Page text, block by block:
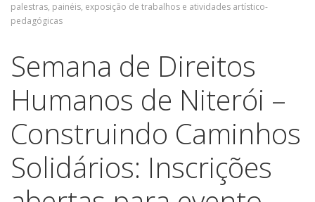
palestras, painéis, exposição de trabalhos e atividades artístico-
pedagógicas
Semana de Direitos
Humanos de Niterói –
Construindo Caminhos
Solidários: Inscrições